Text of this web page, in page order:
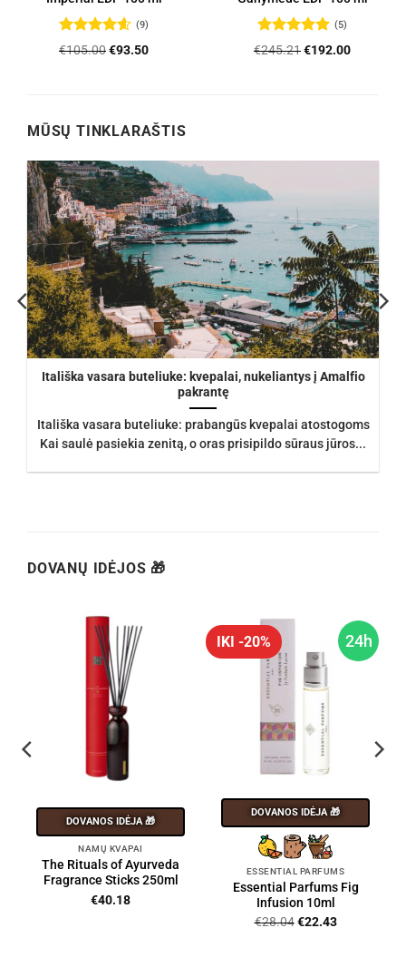
Įvertinimas:
(9)
€105.00Original
€93.50Current
Įvertinimas:
(5)
€245.21Original
€192.00Current
MŪSŲ TINKLARAŠTIS
Itališka vasara buteliuke: kvepalai, nukeliantys į Amalfio
pakrantę
Itališka vasara buteliuke: prabangūs kvepalai atostogoms
Kai saulė pasiekia zenitą, o oras prisipildo sūraus jūros...
DOVANŲ IDĖJOS 🎁
DOVANOS IDĖJA 🎁
NAMŲ KVAPAI
The Rituals of Ayurveda
Fragrance Sticks 250ml
€40.18
24h
IKI -20%
DOVANOS IDĖJA 🎁
ESSENTIAL PARFUMS
Essential Parfums Fig
Infusion 10ml
€28.04 Original
€22.43Current